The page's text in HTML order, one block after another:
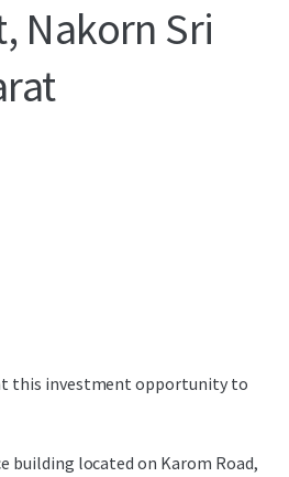
Nakorn Sri
this investment opportunity to
building located on Karom Road,